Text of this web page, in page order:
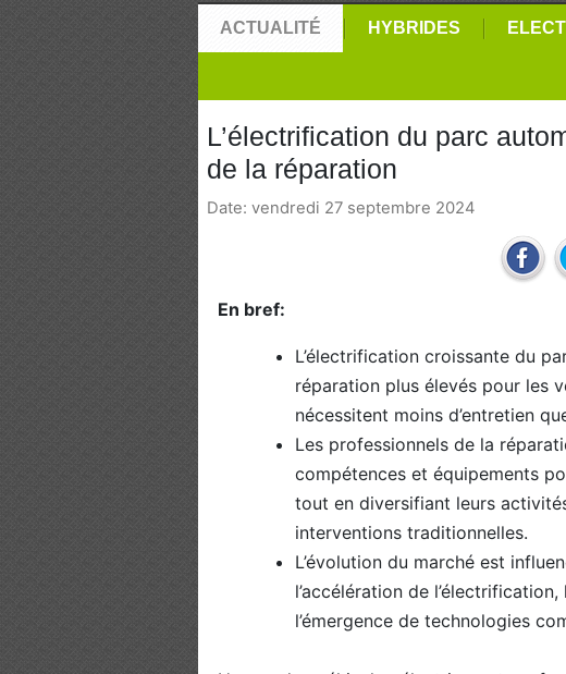
ACTUALITÉ HYBRIDES
L’électrification du parc
de la réparation
Date: vendredi 27 septembre 2024
En bref:
L’électrification croissante du
réparation plus élevés pour les
nécessitent moins d’entretien
Les professionnels de la
compétences et équipements
tout en diversifiant leurs
interventions traditionnelles.
L’évolution du marché est
l’accélération de
l’émergence de technologies